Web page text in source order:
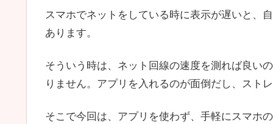
スマホでネットをしている時に表示が遅いと、
あります。
そういう時は、ネット回線の速度を測れば良い
りません。アプリを入れるのが面倒だし、スト
そこで今回は、アプリを使わず、手軽にスマホ